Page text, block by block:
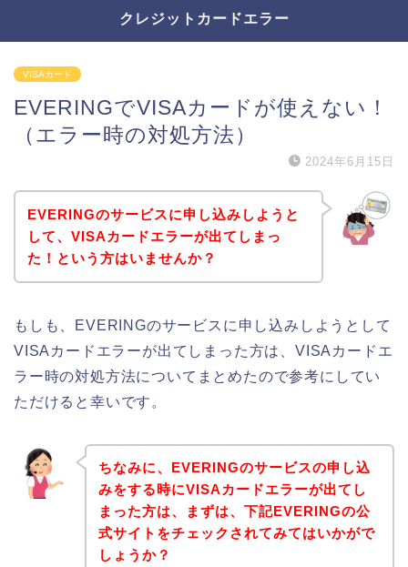
クレジットカードエラー
VISAカード
EVERINGでVISAカードが使えない！
（エラー時の対処方法）
2024年6月15日
EVERINGのサービスに申し込みしようと
して、VISAカードエラーが出てしまっ
た！という方はいませんか？
もしも、EVERINGのサービスに申し込みしようとして
VISAカードエラーが出てしまった方は、VISAカードエ
ラー時の対処方法についてまとめたので参考にしてい
ただけると幸いです。
ちなみに、EVERINGのサービスの申し込
みをする時にVISAカードエラーが出てし
まった方は、まずは、下記EVERINGの公
式サイトをチェックされてみてはいかがで
しょうか？